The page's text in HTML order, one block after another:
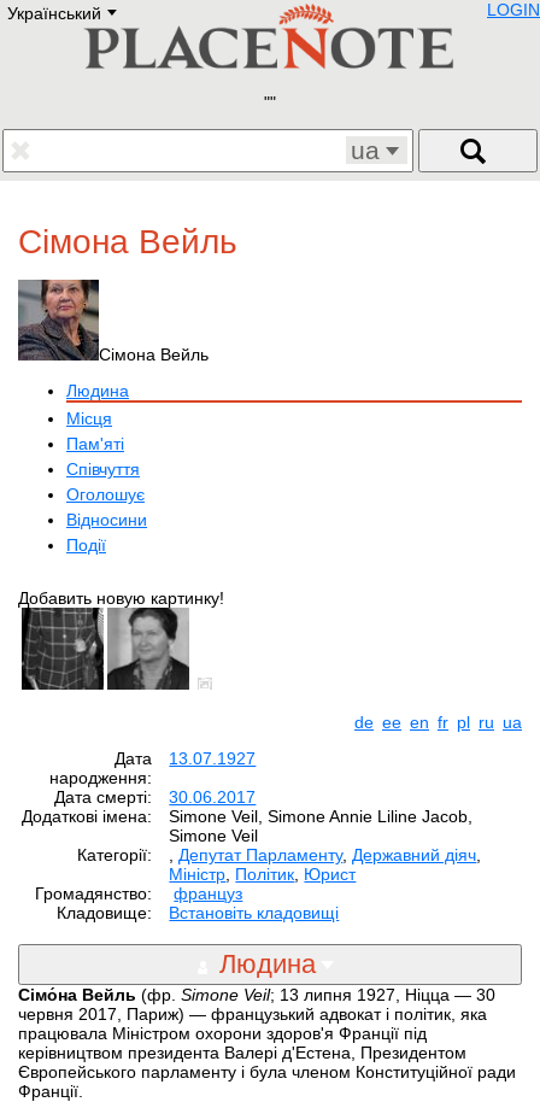
Український E
Deutsch
Francais
Polski
Eestikeelne
LOGIN
ua
Сімона Вейль
Сімона Вейль
Людина
Місця
Пам'яті
Співчуття
Оголошує
Відносини
Події
Добавить новую картинку!
de ee en fr pl ru ua
Дата
народження:
13.07.1927
Дата смерті:
30.06.2017
Додаткові імена:
Simone Veil, Simone Annie Liline Jacob,
Simone Veil
Категорії:
Депутат Парламенту, Державний діяч
Міністр Політик Юрист
Громадянство:
француз
Кладовище:
Встановіть кладовищі
Людина
Сімо́на Вейль (фр. Simone Veil; 13 липня 1927, Ніцца — 30
червня 2017, Париж) — французький адвокат і політик, яка
працювала Міністром охорони здоров'я Франції під
керівництвом президента Валері д'Естена, Президентом
Європейського парламенту і була членом Конституційної ради
Франції.